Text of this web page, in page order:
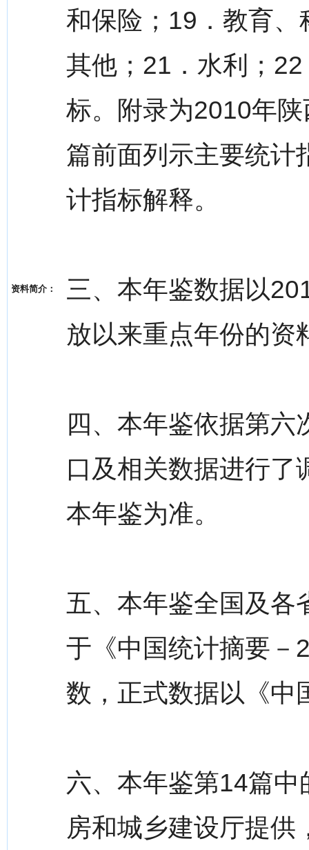
资料简介：
和保险；19．教育
其他；21．水利；
标。附录为2010年
篇前面列示主要统计
计指标解释。
三、本年鉴数据以
放以来重点年份的资
四、本年鉴依据第
口及相关数据进行了
本年鉴为准。
五、本年鉴全国及各
于《中国统计摘要－
数，正式数据以《中
六、本年鉴第14篇
房和城乡建设厅提供